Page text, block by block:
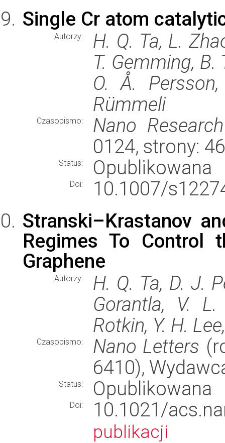
Single Cr atom
Autorzy:
H. Q. Ta, L.
T. Gemming, B.
O. Å.
Rümmeli
Czasopismo: Nano Research
0124, strony:
Status: Opublikowana
Doi:
10.1007/
Stranski–Krastanov
Regimes To Control
Graphene
Autorzy:
H. Q. Ta, D. J.
Gorantla, V.
Rotkin, Y. H.
Czasopismo: Nano Letters
6410),
Status: Opublikowana
Doi: 10.1021/
publikacji